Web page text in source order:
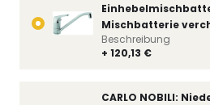
Mischbatterie
+ 120,13 €
Beschreibung
CARLO NOBILI: